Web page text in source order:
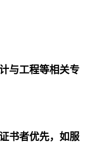
与工程等相关专
书者优先，如服